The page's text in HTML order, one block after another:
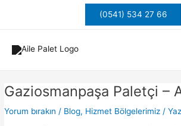
(0541) 534 27 66
Gaziosmanpaşa Paletçi –
Yorum bırakın / Blog, Hizmet Bölgelerimiz /